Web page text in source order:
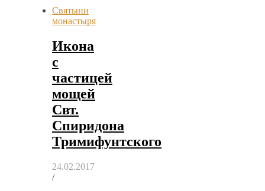
Святыни
монастыря
Икона
с
частицей
мощей
Свт.
Спиридона
Тримифунтского
24.02.2017
/